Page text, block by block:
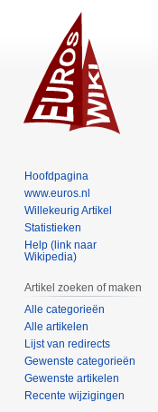
Hoofdpagina
www.euros.nl
Willekeurig Artikel
Statistieken
Help (link naar
Wikipedia)
Artikel zoeken of maken
Alle categorieën
Alle artikelen
Lijst van redirects
Gewenste categorieën
Gewenste artikelen
Recente wijzigingen